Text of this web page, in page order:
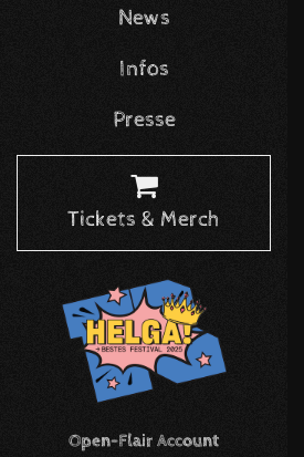
News
Infos
Presse
Tickets & Merch
Open-Flair Account